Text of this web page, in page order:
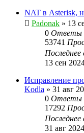
NAT в Asterisk,
Padonak » 13
0 Ответы
53741
Последнее
13 сен
Исправление
Kodla » 31 авг
0 Ответы
17292
Последнее
31 авг